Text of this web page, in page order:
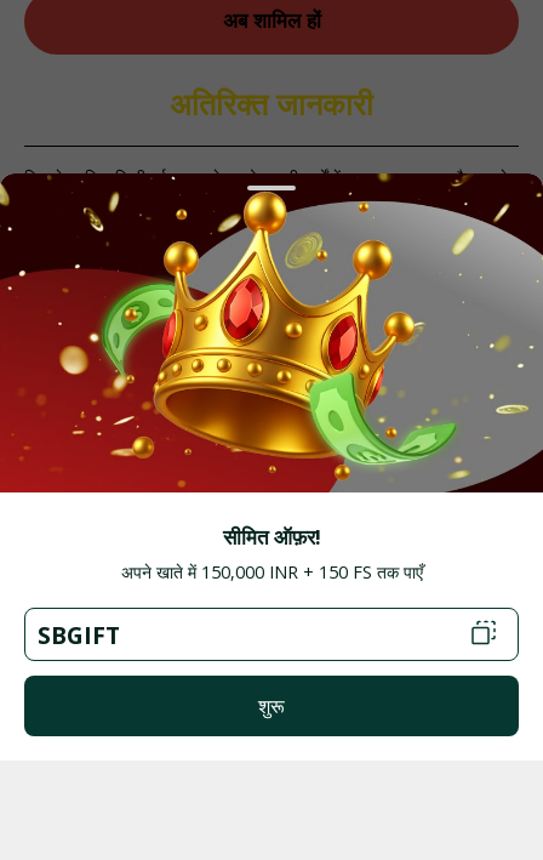
अब शामिल हों
अतिरिक्त जानकारी
स्पिनबेटर बिना किसी पूर्व सूचना के प्रमोशन की शर्तों में बदलाव कर सकता है या उसे
समाप्त कर सकता है। अपना मौका न गँवाएँ। हमारे टेलीग्राम पर आपको न केवल मुफ़्त
स्पिन मिलेंगे, बल्कि विशेष बोनस, टूर्नामेंट और विशेष ऑफ़र भी मिलेंगे। हमारे खिलाड़ियों
के लिए हमेशा कुछ न कुछ दिलचस्प होता है!
अभी सब्सक्राइब करें, रील स्पिन करना शुरू करें और आज ही जीतें!
अब शामिल हों
सीमित ऑफ़र!
अपने खाते में 150,000 INR + 150 FS तक पाएँ
SBGIFT
शुरू